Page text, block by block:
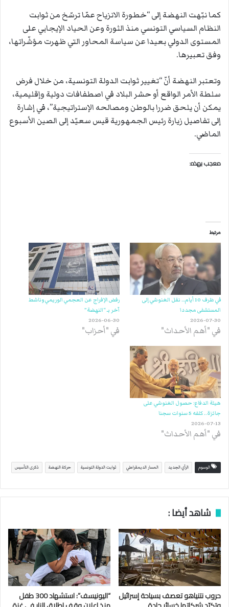
كما نبّهت النهضة إلى “خطورة الانزياح عمّا ترسّخ من ثوابت
النظام السياسي التونسي منذ الثورة وعن الحياد الإيجابي على
المستوى الدولي بعيدا عن سياسة المحاور التي ظهرت مؤشّراتها،
وفق تعبيرها.
وتعتبر النهضة أنّ “تغيير ثوابت الدولة التونسية، من خلال فرض
سلطة الأمر الواقع أو حشر البلاد في اصطفافات دولية وإقليمية،
يمكن أن يلحق ضررا بالوطن ومصالحه الإستراتيجية”، في إشارة
إلى تفاصيل زيارة رئيس الجمهورية قيس سعيّد إلى الصين الأسبوع
الماضي.
معجب بهذه:
مرتبط
في ظرف 10 أيام… نقل الغنوشي إلى
المستشفى مجددا
2026-07-30
في "أهم الأحداث"
رفض الإفراج عن العجمي الوريمي وناشط
آخر بـ “النهضة”
2026-06-30
في "أحزاب"
هيئة الدفاع: حصول الغنوشي على
جائزة.. كلفه 5 سنوات سجنا
2026-07-13
في "أهم الأحداث"
الوسوم الرأي الجديد المسار الديمقراطي ثوابت الدولة التونسية حركة النهضة ذكرى التأسيس
شاهد أيضا :
حروب نتنياهو تعصف بسياحة إسرائيل “اليونيسف”: استشهاد 300 طفل